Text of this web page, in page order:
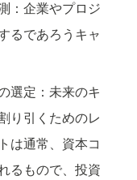
：企業やプロジ
るであろうキャ
選定：未来のキ
り引くためのレ
は通常、資本コ
るもので、投資